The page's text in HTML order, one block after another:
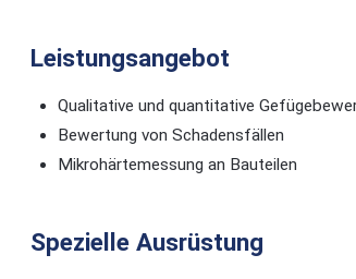
Leistungsangebot
Qualitative und quantitative
Bewertung von Schadensfällen
Mikrohärtemessung an Bauteilen
Spezielle Ausrüstung